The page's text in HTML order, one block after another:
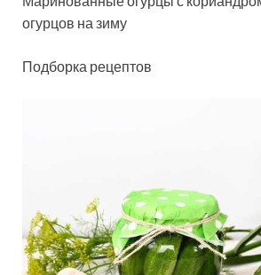
огурцов на зиму
Подборка рецептов